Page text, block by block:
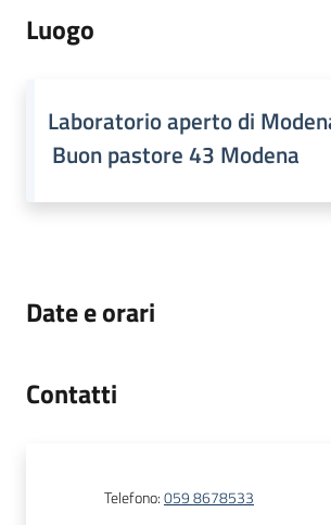
Luogo
Laboratorio aperto di
Buon pastore 43 Modena
Date e orari
Contatti
Telefono:059 8678533